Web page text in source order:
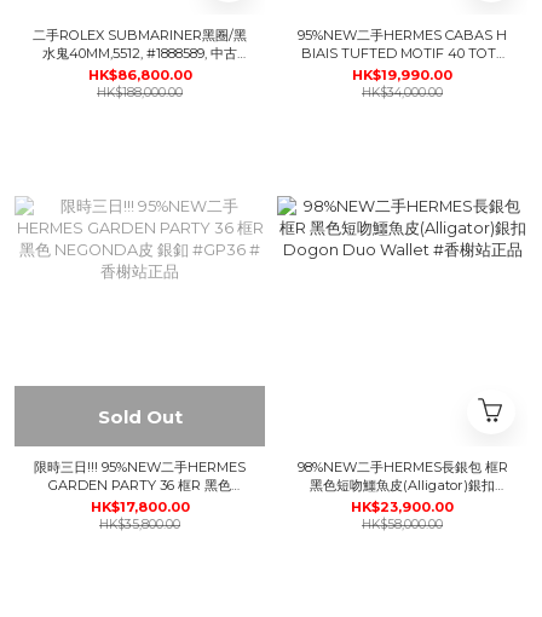
二手ROLEX SUBMARINER黑圈/黑
水鬼40MM,5512, #1888589, 中古
VINTAGE, #勞力士古董手錶, #香榭
站正品
HK$86,800.00
HK$188,000.00
95%NEW二手HERMES CABAS H
BIAIS TUFTED MOTIF 40 TOTE
品
HK$19,990.00
HK$34,000.00
Sold Out
限時三日!!! 95%NEW二手HERMES
GARDEN PARTY 36 框R 黑色
NEGONDA皮 銀釦 #GP36 #香榭
站正品
HK$17,800.00
HK$35,800.00
98%NEW二手HERMES長銀包 框R
黑色短吻鱷魚皮(Alligator)銀扣
Dogon Duo Wallet #香榭站正品
HK$23,900.00
HK$58,000.00